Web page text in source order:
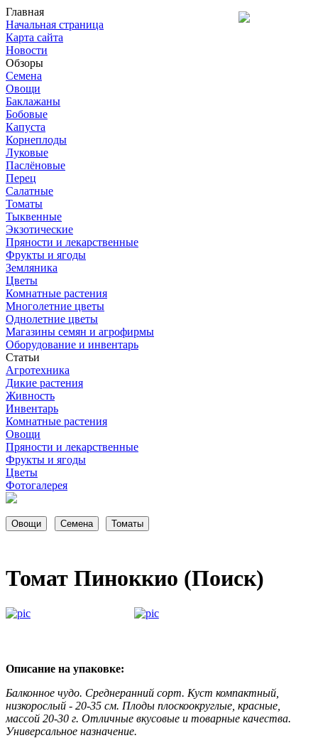
Главная
Начальная страница
Карта сайта
Новости
Обзоры
Семена
Овощи
Баклажаны
Бобовые
Капуста
Корнеплоды
Луковые
Паслёновые
Перец
Салатные
Томаты
Тыквенные
Экзотические
Пряности и лекарственные
Фрукты и ягоды
Земляника
Цветы
Комнатные растения
Многолетние цветы
Однолетние цветы
Магазины семян и агрофирмы
Оборудование и инвентарь
Статьи
Агротехника
Дикие растения
Живность
Инвентарь
Комнатные растения
Овощи
Пряности и лекарственные
Фрукты и ягоды
Цветы
Фотогалерея
Томат Пиноккио (Поиск)
Описание на упаковке:
Балконное чудо. Среднеранний сорт. Куст компактный,
низкорослый - 20-35 см. Плоды плоскоокруглые, красные,
массой 20-30 г. Отличные вкусовые и товарные качества.
Универсальное назначение.